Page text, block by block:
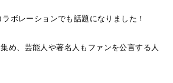
ボレーションでも話題になりました！
め、芸能人や著名人もファンを公言する人